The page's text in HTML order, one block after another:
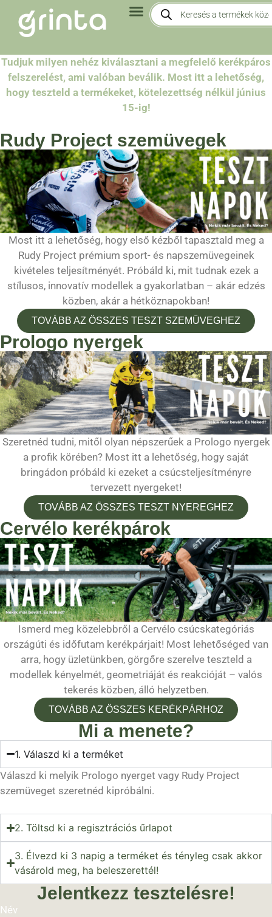
Tudjuk milyen nehéz kiválasztani a megfelelő kerékpáros
felszerelést, ami valóban beválik. Most itt a lehetőség,
hogy teszteld a termékeket, kötelezettség nélkül június
15-ig!
Rudy Project szemüvegek
Most itt a lehetőség, hogy első kézből tapasztald meg a
Rudy Project prémium sport- és napszemüvegeinek
kivételes teljesítményét. Próbáld ki, mit tudnak ezek a
stílusos, innovatív modellek a gyakorlatban – akár edzés
közben, akár a hétköznapokban!
TOVÁBB AZ ÖSSZES TESZT SZEMÜVEGHEZ
Prologo nyergek
Szeretnéd tudni, mitől olyan népszerűek a Prologo nyergek
a profik körében? Most itt a lehetőség, hogy saját
bringádon próbáld ki ezeket a csúcsteljesítményre
tervezett nyergeket!
TOVÁBB AZ ÖSSZES TESZT NYEREGHEZ
Cervélo kerékpárok
Ismerd meg közelebbről a Cervélo csúcskategóriás
országúti és időfutam kerékpárjait! Most lehetőséged van
arra, hogy üzletünkben, görgőre szerelve teszteld a
modellek kényelmét, geometriáját és reakcióját – valós
tekerés közben, álló helyzetben.
TOVÁBB AZ ÖSSZES KERÉKPÁRHOZ
Mi a menete?
1. Válaszd ki a terméket
Válaszd ki melyik Prologo nyerget vagy Rudy Project
szemüveget szeretnéd kipróbálni.
2. Töltsd ki a regisztrációs űrlapot
3. Élvezd ki 3 napig a terméket és tényleg csak akkor
vásárold meg, ha beleszerettél!
Jelentkezz tesztelésre!
Név